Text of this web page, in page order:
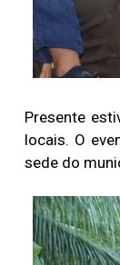
Presente
locais. O
sede do